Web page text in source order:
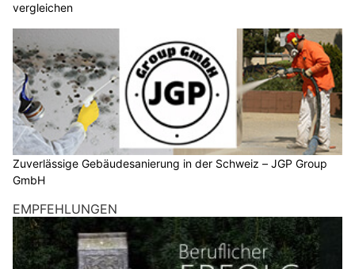
vergleichen
Zuverlässige Gebäudesanierung in der Schweiz – JGP Group
GmbH
EMPFEHLUNGEN